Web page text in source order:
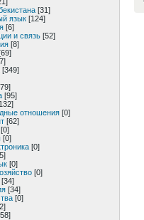
[31]
язык [124]
[6]
и связь [52]
[8]
[349]
[95]
отношения [0]
[62]
[0]
[0]
[0]
[0]
[0]
[34]
[34]
[0]